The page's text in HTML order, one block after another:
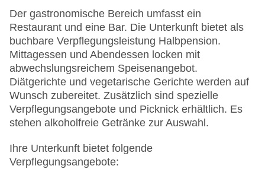
American Express, Diners, EC Karte/Maestro
Parkmöglichkeiten: Parkplatz (nach
Verfügbarkeit), unbewacht: gegen Gebühr,
Garage: gegen Gebühr
Tagungseinrichtungen: Konferenzräume: 6
Zimmer: 133
Landeskategorie: 4 Sterne
Der gastronomische Bereich umfasst ein
Restaurant und eine Bar. Die Unterkunft bietet als
buchbare Verpflegungsleistung Halbpension.
Mittagessen und Abendessen locken mit
abwechslungsreichem Speisenangebot.
Diätgerichte und vegetarische Gerichte werden auf
Wunsch zubereitet. Zusätzlich sind spezielle
Verpflegungsangebote und Picknick erhältlich. Es
stehen alkoholfreie Getränke zur Auswahl.
Ihre Unterkunft bietet folgende
Verpflegungsangebote: